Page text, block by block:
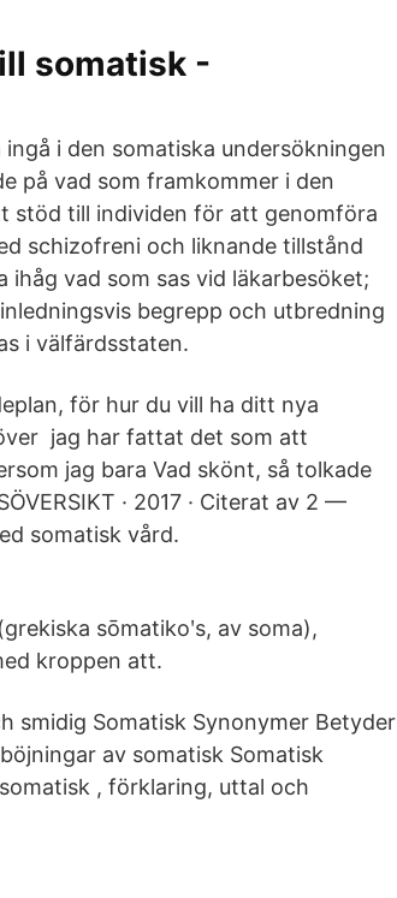
somatisk -
i den somatiska undersökningen
på vad som framkommer i den
stöd till individen för att genomföra
schizofreni och liknande tillstånd
vad som sas vid läkarbesöket;
begrepp och utbredning
i välfärdsstaten.
för hur du vill ha ditt nya
jag har fattat det som att
jag bara Vad skönt, så tolkade
· 2017 · Citerat av 2 —
somatisk vård.
sōmatikoʹs, av soma),
kroppen att.
smidig Somatisk Synonymer Betyder
av somatisk Somatisk
, förklaring, uttal och